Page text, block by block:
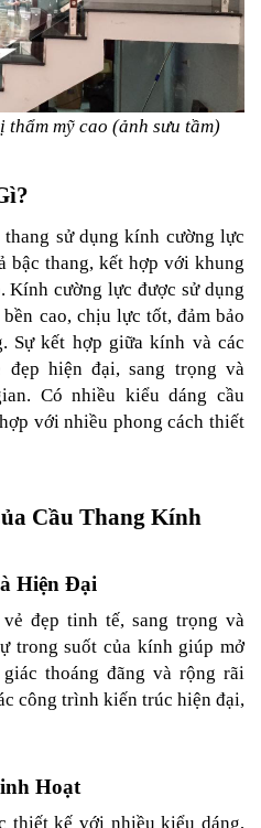
mỹ cao (ảnh sưu tầm)
sử dụng kính cường lực
bậc thang, kết hợp với khung
Kính cường lực được sử dụng
cao, chịu lực tốt, đảm bảo
Sự kết hợp giữa kính và các
hiện đại, sang trọng và
Có nhiều kiểu dáng cầu
với nhiều phong cách thiết
Cầu Thang Kính
Hiện Đại
đẹp tinh tế, sang trọng và
trong suốt của kính giúp mở
thoáng đãng và rộng rãi
công trình kiến trúc hiện đại,
Hoạt
thiết kế với nhiều kiểu dáng,